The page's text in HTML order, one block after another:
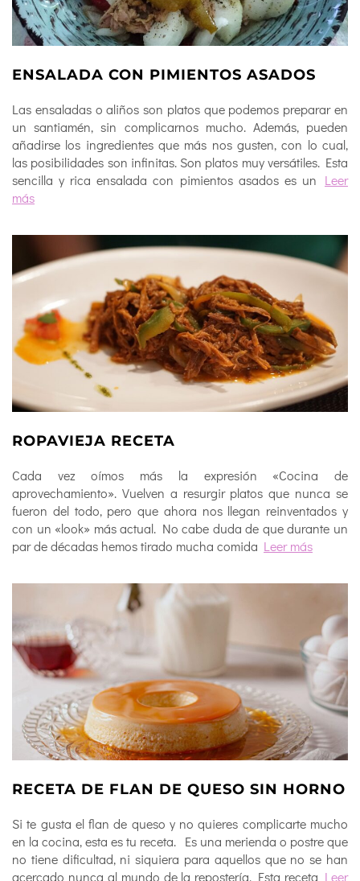
ENSALADA CON PIMIENTOS ASADOS
Las ensaladas o aliños son platos que podemos preparar en
un santiamén, sin complicarnos mucho. Además, pueden
añadirse los ingredientes que más nos gusten, con lo cual,
las posibilidades son infinitas. Son platos muy versátiles. Esta
sencilla y rica ensalada con pimientos asados es un Leer
más
ROPAVIEJA RECETA
Cada vez oímos más la expresión «Cocina de
aprovechamiento». Vuelven a resurgir platos que nunca se
fueron del todo, pero que ahora nos llegan reinventados y
con un «look» más actual. No cabe duda de que durante un
par de décadas hemos tirado mucha comida Leer más
RECETA DE FLAN DE QUESO SIN HORNO
Si te gusta el flan de queso y no quieres complicarte mucho
en la cocina, esta es tu receta. Es una merienda o postre que
no tiene dificultad, ni siquiera para aquellos que no se han
acercado nunca al mundo de la repostería. Esta receta Leer